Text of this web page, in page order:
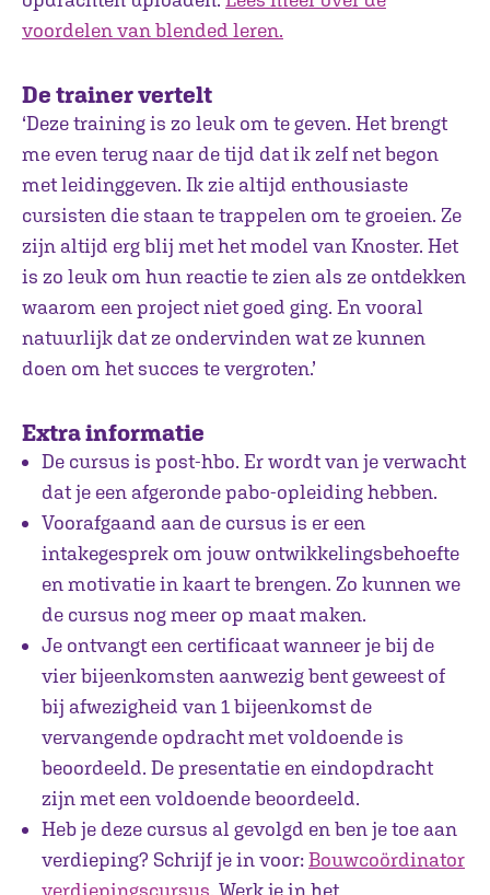
voordelen van blended leren.
De trainer vertelt
‘Deze training is zo leuk om te geven. Het brengt
me even terug naar de tijd dat ik zelf net begon
met leidinggeven. Ik zie altijd enthousiaste
cursisten die staan te trappelen om te groeien. Ze
zijn altijd erg blij met het model van Knoster. Het
is zo leuk om hun reactie te zien als ze ontdekken
waarom een project niet goed ging. En vooral
natuurlijk dat ze ondervinden wat ze kunnen
doen om het succes te vergroten.’
Extra informatie
De cursus is post-hbo. Er wordt van je verwacht
dat je een afgeronde pabo-opleiding hebben.
Voorafgaand aan de cursus is er een
intakegesprek om jouw ontwikkelingsbehoefte
en motivatie in kaart te brengen. Zo kunnen we
de cursus nog meer op maat maken.
Je ontvangt een certificaat wanneer je bij de
vier bijeenkomsten aanwezig bent geweest of
bij afwezigheid van 1 bijeenkomst de
vervangende opdracht met voldoende is
beoordeeld. De presentatie en eindopdracht
zijn met een voldoende beoordeeld.
Heb je deze cursus al gevolgd en ben je toe aan
verdieping? Schrijf je in voor:Bouwcoördinator
verdiepingscursus. Werk je in het